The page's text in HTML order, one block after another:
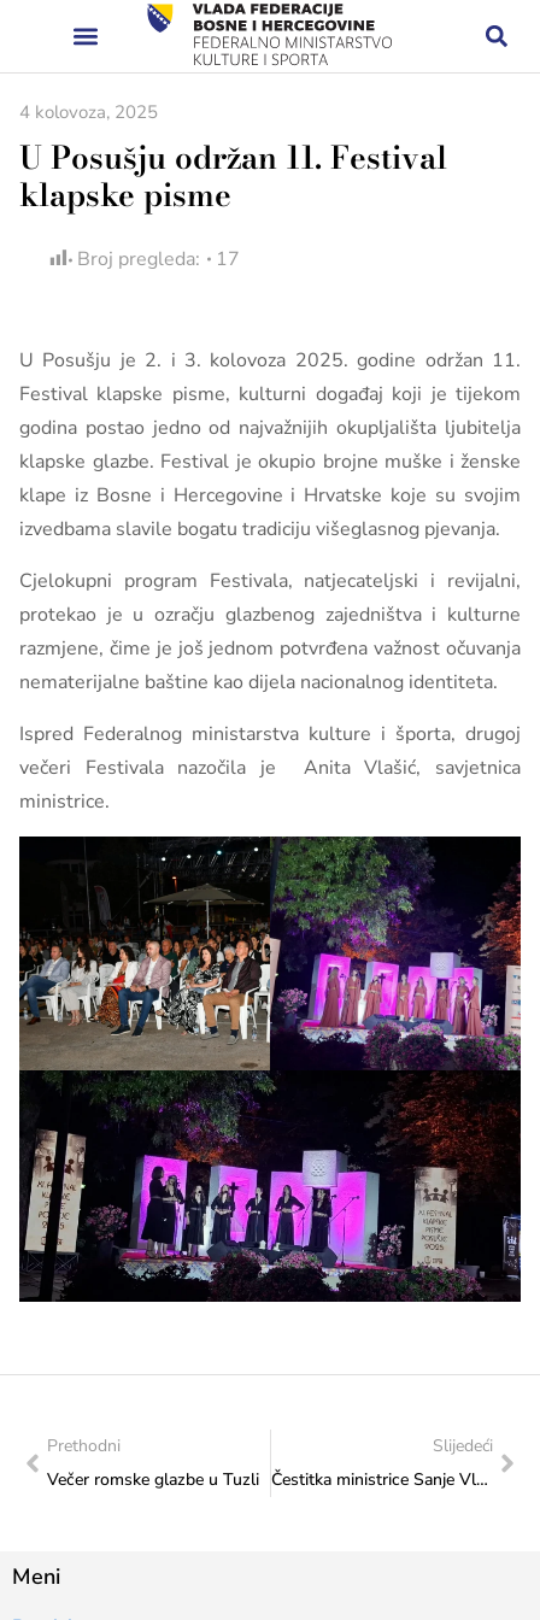
4 kolovoza, 2025
U Posušju održan 11. Festival
klapske pisme
Broj pregleda: 17
U Posušju je 2. i 3. kolovoza 2025. godine održan 11.
Festival klapske pisme, kulturni događaj koji je tijekom
godina postao jedno od najvažnijih okupljališta ljubitelja
klapske glazbe. Festival je okupio brojne muške i ženske
klape iz Bosne i Hercegovine i Hrvatske koje su svojim
izvedbama slavile bogatu tradiciju višeglasnog pjevanja.
Cjelokupni program Festivala, natjecateljski i revijalni,
protekao je u ozračju glazbenog zajedništva i kulturne
razmjene, čime je još jednom potvrđena važnost očuvanja
nematerijalne baštine kao dijela nacionalnog identiteta.
Ispred Federalnog ministarstva kulture i športa, drugoj
večeri Festivala nazočila je Anita Vlašić, savjetnica
ministrice.
Prethodni
Večer romske glazbe u Tuzli
Slijedeći
Čestitka ministrice Sanje Vlaisavljević Savezu sjedeće odbojke Bosne i Hercegovine
Meni